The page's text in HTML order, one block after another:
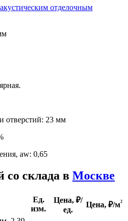
отделочным
отверстий: 23 мм
aw: 0,65
со склада в Москве
Ед.
изм.
Цена, ₽/
ед.
Цена, ₽/м²